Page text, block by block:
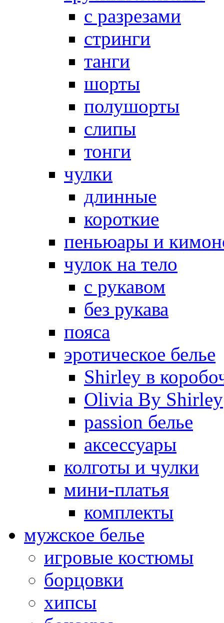
с разрезами
стринги
танги
шорты
полушорты
слипы
тонги
чулки
длинные
короткие
пеньюары и
чулок на тело
с рукавом
без рукава
пояса
эротическое белье
Shirley в
Olivia By Shirley
passion белье
аксессуары
колготы и чулки
мини-платья
комплекты
мужское белье
игровые костюмы
борцовки
хипсы